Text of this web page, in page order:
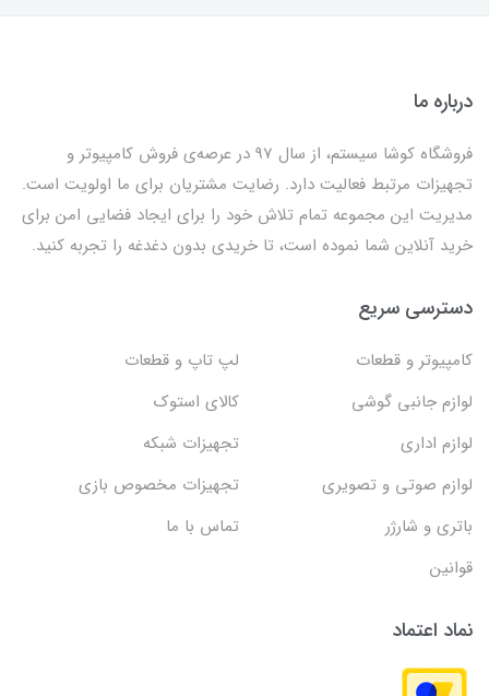
درباره ما
فروشگاه کوشا سیستم، از سال 97 در عرصه‌ی فروش کامپیوتر و
تجهیزات مرتبط فعالیت دارد. رضایت مشتریان برای ما اولویت است.
مدیریت این مجموعه تمام تلاش خود را برای ایجاد فضایی امن برای
خرید آنلاین شما نموده است، تا خریدی بدون دغدغه را تجربه کنید.
دسترسی سریع
کامپیوتر و قطعات
لپ تاپ و قطعات
لوازم جانبی گوشی
کالای استوک
لوازم اداری
تجهیزات شبکه
لوازم صوتی و تصویری
تجهیزات مخصوص بازی
باتری و شارژر
تماس با ما
قوانین
نماد اعتماد